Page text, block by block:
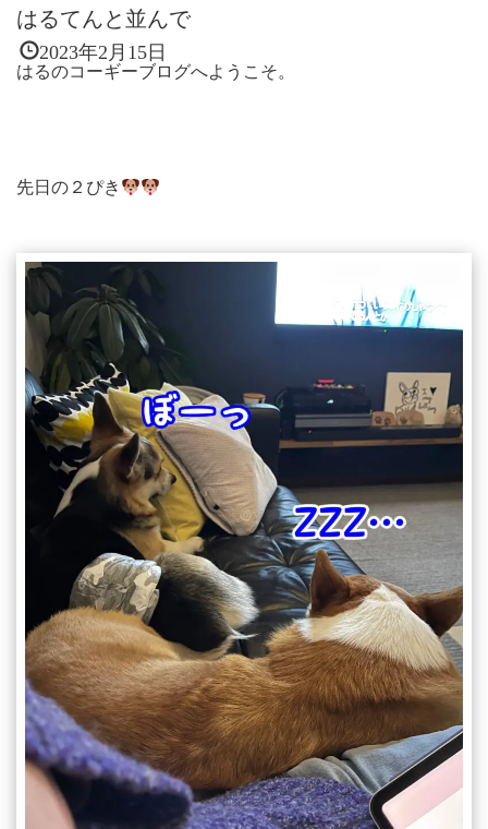
はるてんと並んで
2023年2月15日
はるのコーギーブログへようこそ。
先日の２ぴき